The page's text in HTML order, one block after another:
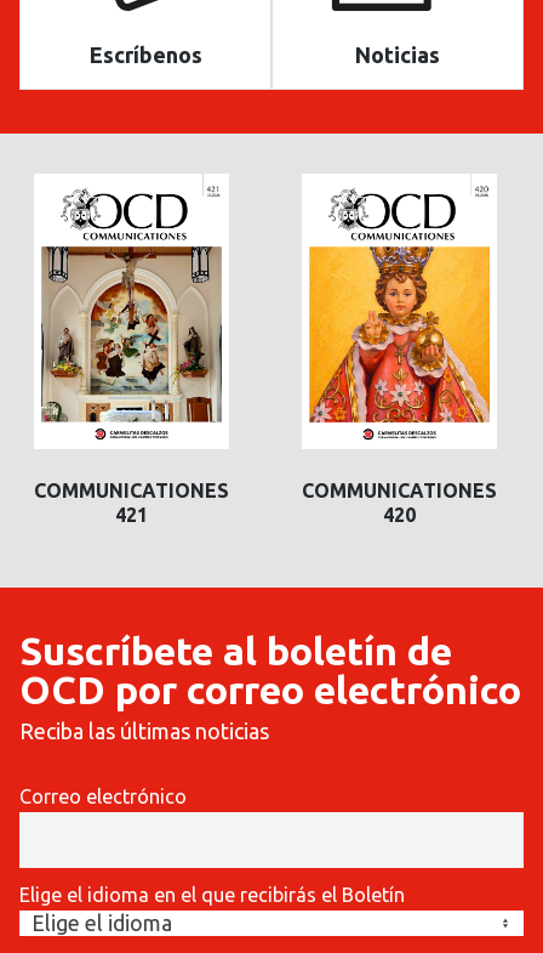
Escríbenos Noticias
COMMUNICATIONES
421
COMMUNICATIONES
420
Suscríbete al boletín de
OCD por correo electrónico
Reciba las últimas noticias
Correo electrónico
Elige el idioma en el que recibirás el Boletín